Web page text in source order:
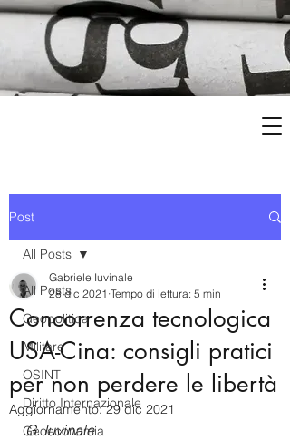
Post
All Posts
Geopolitica
Militare
OSINT
Diritto Internazionale
Geoeconomia
All Posts
Concorrenza tecnologica
USA-Cina: consigli pratici
per non perdere le libertà
Gabriele Iuvinale
28 dic 2021 Tempo di lettura: 5 min
Aggiornamento:29 dic 2021
G. Iuvinale